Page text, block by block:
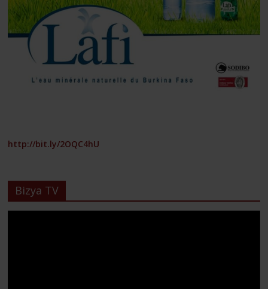
http://bit.ly/2OQC4hU
Bizya TV